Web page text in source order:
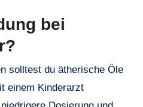
bei
solltest du ätherische Öle
einem Kinderarzt